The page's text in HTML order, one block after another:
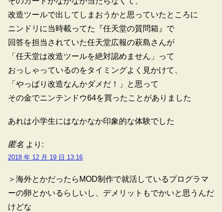
改造ツールで出してしまおうかと思っていたところに
ニンドリに当時載ってた『任天堂の質問箱』で
回答を担当されていた任天堂広報の萩島さんが
「任天堂は改造ツールを絶対認めません」って
おっしゃっているのをタイミングよく見かけて、
「やっぱり改造なんかダメだ！」と思って
その金でニンテンドウ64を買ったことがありました
あれは小学生にはなかなか印象的な体験でした
匿名 より:
2018 年 12 月 19 日 13:16
＞海外とかだったらMOD制作で就活しているプログラマ
ーの卵とかいるらしいし、デメリットもでかいと思うんだ
けどな